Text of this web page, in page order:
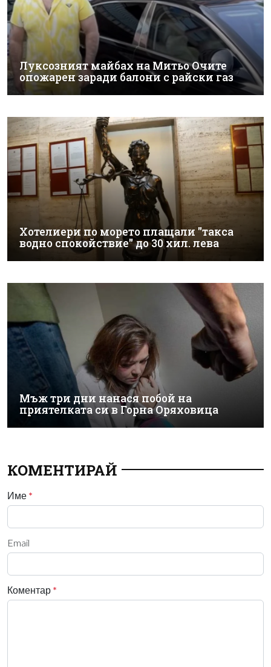
Луксозният майбах на Митьо Очите
опожарен заради балони с райски газ
Хотелиери по морето плащали "такса
водно спокойствие" до 30 хил. лева
Мъж три дни нанася побой на
приятелката си в Горна Оряховица
КОМЕНТИРАЙ
Име *
Email
Коментар *